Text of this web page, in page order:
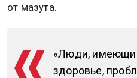
от мазута.
«Люди,
здоровье,